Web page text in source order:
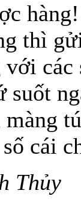
thì
suốt
cái
Thủy